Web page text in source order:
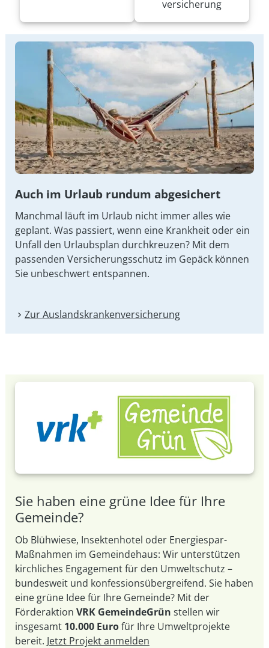
versicherung
Auch im Urlaub rundum abgesichert
Manchmal läuft im Urlaub nicht immer alles wie
geplant. Was passiert, wenn eine Krankheit oder ein
Unfall den Urlaubsplan durchkreuzen? Mit dem
passenden Versicherungsschutz im Gepäck können
Sie unbeschwert entspannen.
Zur Auslandskranken­versicherung
Sie haben eine grüne Idee für Ihre
Gemeinde?
Ob Blühwiese, Insektenhotel oder Energiespar-
Maßnahmen im Gemeindehaus: Wir unterstützen
kirchliches Engagement für den Umweltschutz –
bundesweit und konfessionsübergreifend. Sie haben
eine grüne Idee für Ihre Gemeinde? Mit der
Förderaktion VRK GemeindeGrün stellen wir
insgesamt 10.000 Eurofür Ihre Umweltprojekte
bereit. Jetzt Projekt anmelden